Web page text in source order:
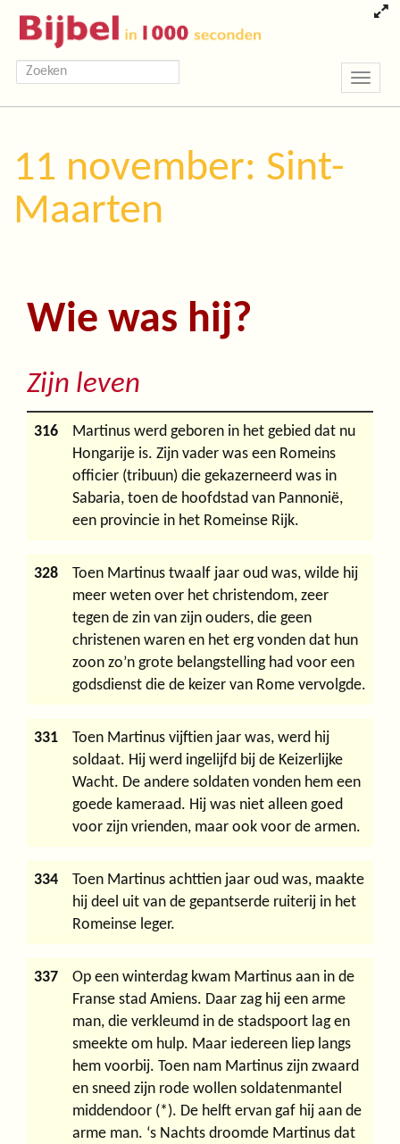
Toggle
11 november: Sint-
Maarten
Wie was hij?
Zijn leven
316
Martinus werd geboren in het gebied dat nu
Hongarije is. Zijn vader was een Romeins
officier (tribuun) die gekazerneerd was in
Sabaria, toen de hoofdstad van Pannonië,
een provincie in het Romeinse Rijk.
328
Toen Martinus twaalf jaar oud was, wilde hij
meer weten over het christendom, zeer
tegen de zin van zijn ouders, die geen
christenen waren en het erg vonden dat hun
zoon zo’n grote belangstelling had voor een
godsdienst die de keizer van Rome vervolgde.
331
Toen Martinus vijftien jaar was, werd hij
soldaat. Hij werd ingelijfd bij de Keizerlijke
Wacht. De andere soldaten vonden hem een
goede kameraad. Hij was niet alleen goed
voor zijn vrienden, maar ook voor de armen.
334
Toen Martinus achttien jaar oud was, maakte
hij deel uit van de gepantserde ruiterij in het
Romeinse leger.
337
Op een winterdag kwam Martinus aan in de
Franse stad Amiens. Daar zag hij een arme
man, die verkleumd in de stadspoort lag en
smeekte om hulp. Maar iedereen liep langs
hem voorbij. Toen nam Martinus zijn zwaard
en sneed zijn rode wollen soldatenmantel
middendoor (*). De helft ervan gaf hij aan de
arme man. ‘s Nachts droomde Martinus dat